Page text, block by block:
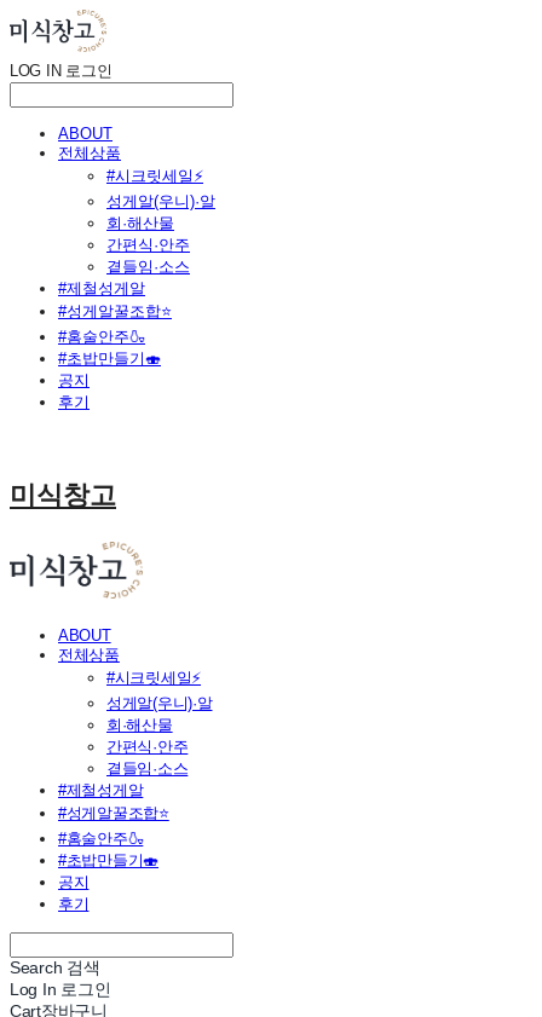
LOG IN 로그인
ABOUT
전체상품
#시크릿세일⚡
성게알(우니)·알
회·해산물
간편식·안주
곁들임·소스
#제철성게알
#성게알꿀조합⭐
#홈술안주🍶
#초밥만들기🍣
공지
후기
미식창고
ABOUT
전체상품
#시크릿세일⚡
성게알(우니)·알
회·해산물
간편식·안주
곁들임·소스
#제철성게알
#성게알꿀조합⭐
#홈술안주🍶
#초밥만들기🍣
공지
후기
Search 검색
Log In 로그인
Cart장바구니